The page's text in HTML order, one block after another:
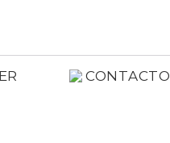
CONTACTO